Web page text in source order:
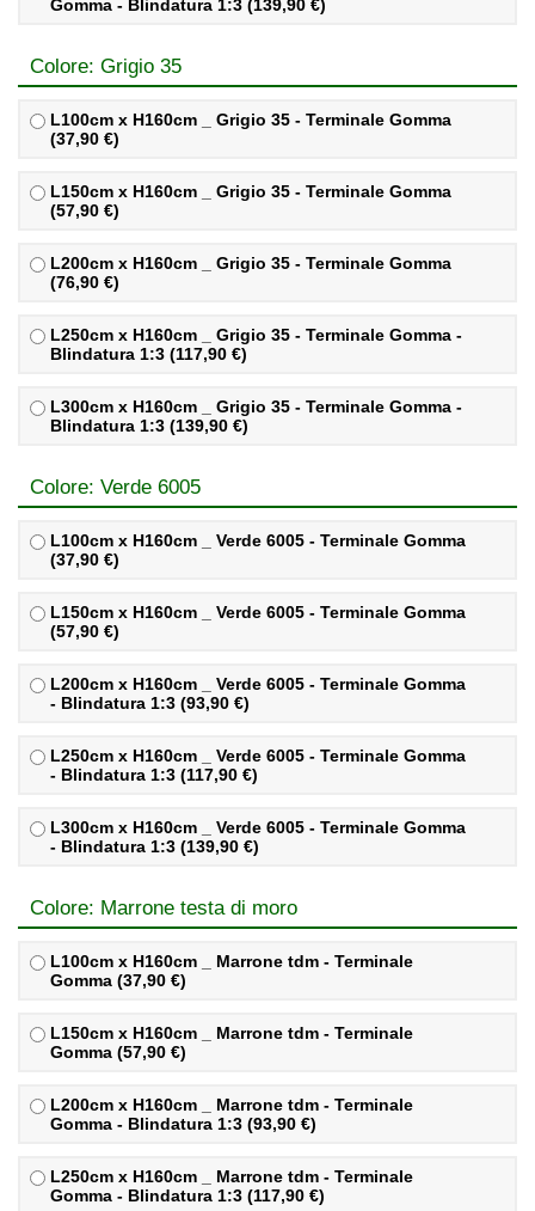
Gomma - Blindatura 1:3 (139,90 €)
Colore: Grigio 35
L100cm x H160cm _ Grigio 35 - Terminale Gomma
(37,90 €)
L150cm x H160cm _ Grigio 35 - Terminale Gomma
(57,90 €)
L200cm x H160cm _ Grigio 35 - Terminale Gomma
(76,90 €)
L250cm x H160cm _ Grigio 35 - Terminale Gomma -
Blindatura 1:3 (117,90 €)
L300cm x H160cm _ Grigio 35 - Terminale Gomma -
Blindatura 1:3 (139,90 €)
Colore: Verde 6005
L100cm x H160cm _ Verde 6005 - Terminale Gomma
(37,90 €)
L150cm x H160cm _ Verde 6005 - Terminale Gomma
(57,90 €)
L200cm x H160cm _ Verde 6005 - Terminale Gomma
- Blindatura 1:3 (93,90 €)
L250cm x H160cm _ Verde 6005 - Terminale Gomma
- Blindatura 1:3 (117,90 €)
L300cm x H160cm _ Verde 6005 - Terminale Gomma
- Blindatura 1:3 (139,90 €)
Colore: Marrone testa di moro
L100cm x H160cm _ Marrone tdm - Terminale
Gomma (37,90 €)
L150cm x H160cm _ Marrone tdm - Terminale
Gomma (57,90 €)
L200cm x H160cm _ Marrone tdm - Terminale
Gomma - Blindatura 1:3 (93,90 €)
L250cm x H160cm _ Marrone tdm - Terminale
Gomma - Blindatura 1:3 (117,90 €)